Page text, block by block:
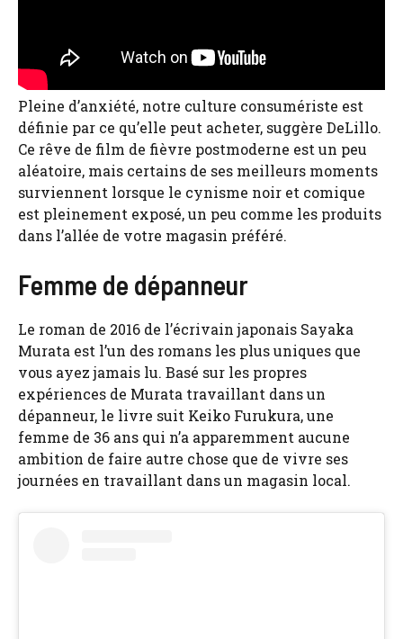
Pleine d’anxiété, notre culture consumériste est
définie par ce qu’elle peut acheter, suggère DeLillo.
Ce rêve de film de fièvre postmoderne est un peu
aléatoire, mais certains de ses meilleurs moments
surviennent lorsque le cynisme noir et comique
est pleinement exposé, un peu comme les produits
dans l’allée de votre magasin préféré.
Femme de dépanneur
Le roman de 2016 de l’écrivain japonais Sayaka
Murata est l’un des romans les plus uniques que
vous ayez jamais lu. Basé sur les propres
expériences de Murata travaillant dans un
dépanneur, le livre suit Keiko Furukura, une
femme de 36 ans qui n’a apparemment aucune
ambition de faire autre chose que de vivre ses
journées en travaillant dans un magasin local.